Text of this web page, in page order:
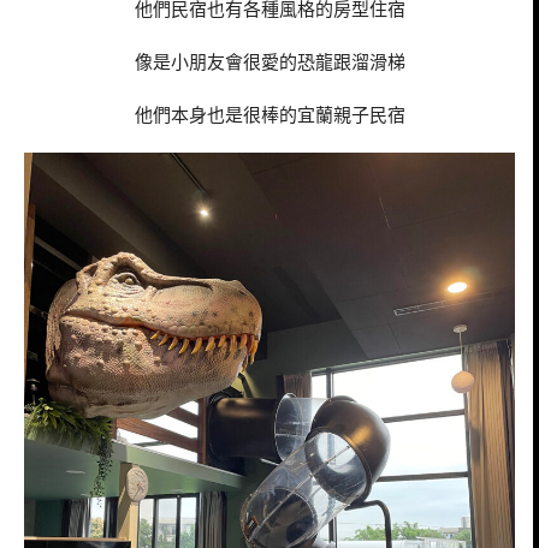
他們民宿也有各種風格的房型住宿
像是小朋友會很愛的恐龍跟溜滑梯
他們本身也是很棒的宜蘭親子民宿